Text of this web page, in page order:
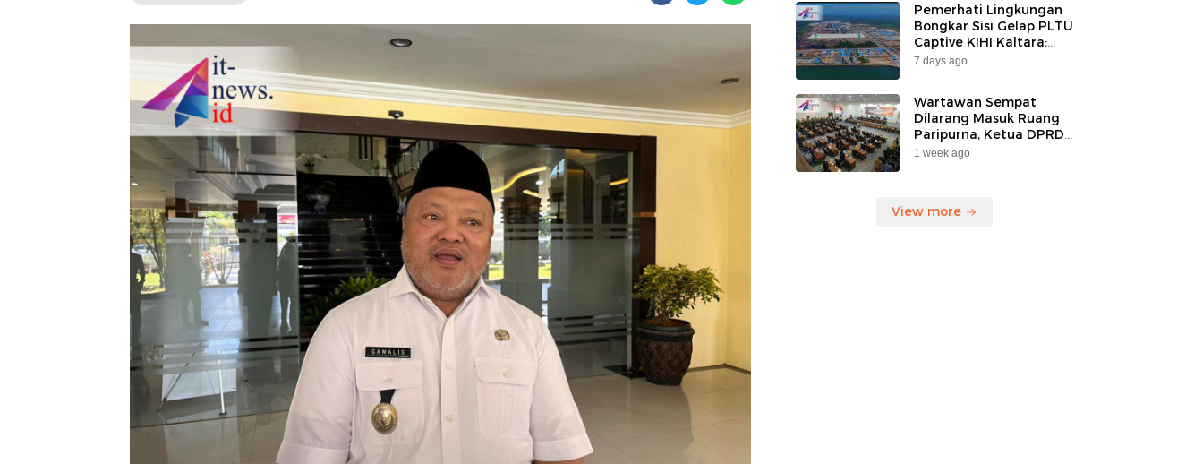
Pemerhati Lingkungan
Bongkar Sisi Gelap PLTU
Captive KIHI Kaltara:
“Industri Hijau Hanya
7 days ago
Wartawan Sempat
Dilarang Masuk Ruang
Paripurna, Ketua DPRD
Kaltara Mengaku Belum
1 week ago
View more